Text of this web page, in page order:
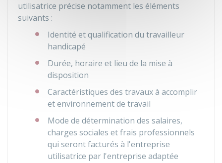
utilisatrice précise notamment les éléments
suivants :
Identité et qualification du travailleur
handicapé
Durée, horaire et lieu de la mise à
disposition
Caractéristiques des travaux à accomplir
et environnement de travail
Mode de détermination des salaires,
charges sociales et frais professionnels
qui seront facturés à l'entreprise
utilisatrice par l'entreprise adaptée